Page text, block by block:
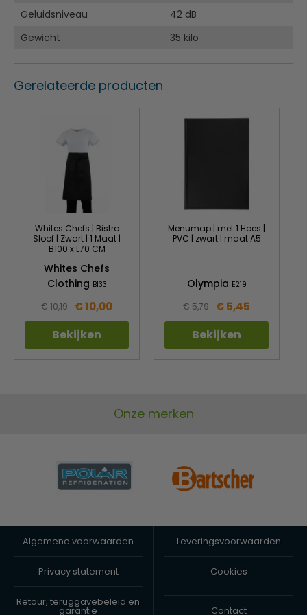
Geluidsniveau
42 dB
Gewicht
35 kilo
Gerelateerde producten
Whites Chefs | Bistro
Sloof | Zwart | 1 Maat |
B100 x L70 CM
Whites Chefs
Clothing B133
€ 10,19 € 10,00
Bekijken
Menumap | met 1 Hoes |
PVC | zwart | maat A5
Olympia E219
€ 5,79 € 5,45
Bekijken
Onze merken
Algemene voorwaarden Leveringsvoorwaarden
Privacy statement Cookies
Retour, teruggavebeleid en
garantie Contact